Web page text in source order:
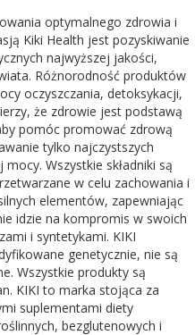
optymalnego zdrowia i
Kiki Health jest pozyskiwanie
najwyższej jakości,
Różnorodność produktów
oczyszczania, detoksykacji,
że zdrowie jest podstawą
pomóc promować zdrową
tylko najczystszych
Wszystkie składniki są
w celu zachowania i
elementów, zapewniając
idzie na kompromis w swoich
i syntetykami. KIKI
genetycznie, nie są
Wszystkie produkty są
KIKI to marka stojąca za
suplementami diety
bezglutenowych i